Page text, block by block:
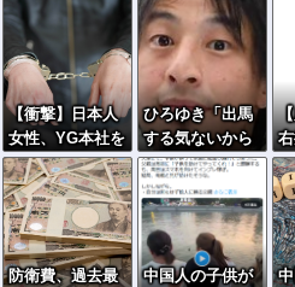
【衝撃】日本人
女性、YG本社を
ゴルフクラブで
ボコボコにして
現行犯逮捕ｗｗ
ｗ
ひろゆき「出馬
する気ないから
話さなかった」
妻「それでも不
誠実だろ」→離
婚協議へｗｗｗ
ｗｗ
防衛費、過去最
中国人の子供が